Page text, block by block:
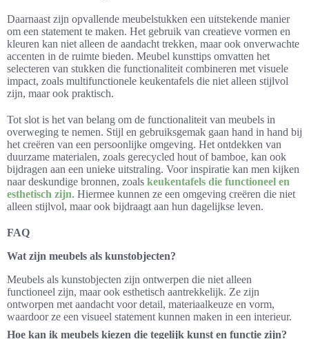
Daarnaast zijn opvallende meubelstukken een uitstekende manier
om een statement te maken. Het gebruik van creatieve vormen en
kleuren kan niet alleen de aandacht trekken, maar ook onverwachte
accenten in de ruimte bieden. Meubel kunsttips omvatten het
selecteren van stukken die functionaliteit combineren met visuele
impact, zoals multifunctionele keukentafels die niet alleen stijlvol
zijn, maar ook praktisch.
Tot slot is het van belang om de functionaliteit van meubels in
overweging te nemen. Stijl en gebruiksgemak gaan hand in hand bij
het creëren van een persoonlijke omgeving. Het ontdekken van
duurzame materialen, zoals gerecycled hout of bamboe, kan ook
bijdragen aan een unieke uitstraling. Voor inspiratie kan men kijken
naar deskundige bronnen, zoals keukentafels die functioneel en
esthetisch zijn. Hiermee kunnen ze een omgeving creëren die niet
alleen stijlvol, maar ook bijdraagt aan hun dagelijkse leven.
FAQ
Wat zijn meubels als kunstobjecten?
Meubels als kunstobjecten zijn ontwerpen die niet alleen
functioneel zijn, maar ook esthetisch aantrekkelijk. Ze zijn
ontworpen met aandacht voor detail, materiaalkeuze en vorm,
waardoor ze een visueel statement kunnen maken in een interieur.
Hoe kan ik meubels kiezen die tegelijk kunst en functie zijn?